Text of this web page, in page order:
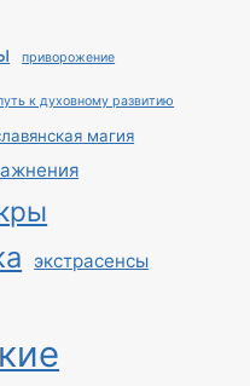
приворожение
к духовному развитию
магия
экстрасенсы